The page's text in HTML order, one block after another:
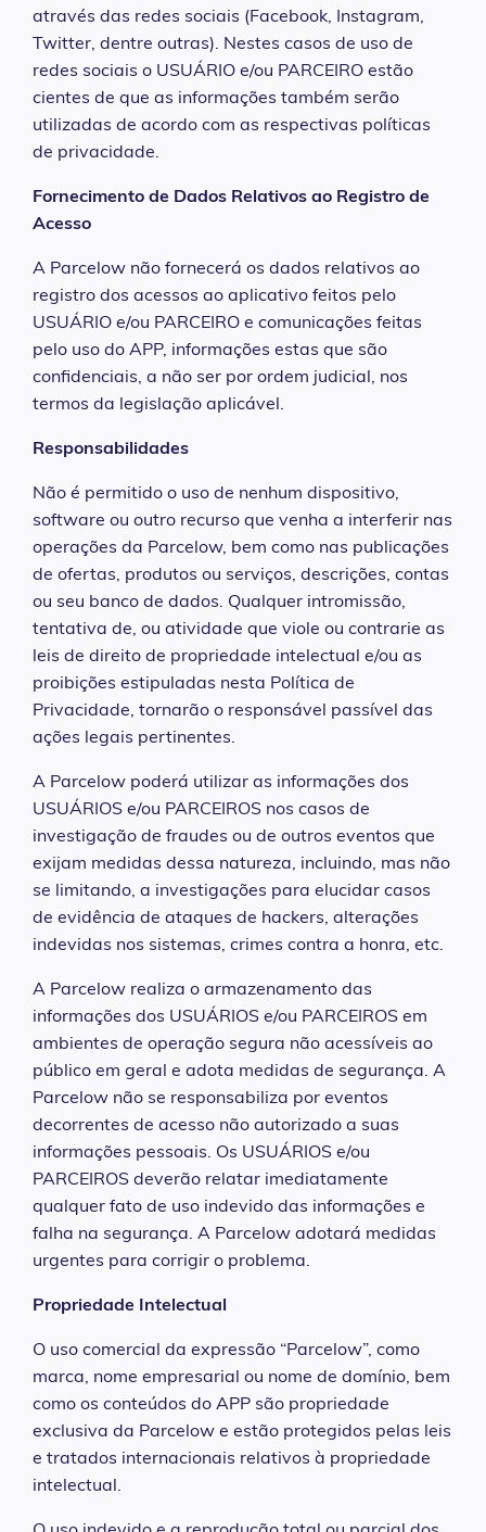
através das redes sociais (Facebook, Instagram,
Twitter, dentre outras). Nestes casos de uso de
redes sociais o USUÁRIO e/ou PARCEIRO estão
cientes de que as informações também serão
utilizadas de acordo com as respectivas políticas
de privacidade.
Fornecimento de Dados Relativos ao Registro de
Acesso
A Parcelow não fornecerá os dados relativos ao
registro dos acessos ao aplicativo feitos pelo
USUÁRIO e/ou PARCEIRO e comunicações feitas
pelo uso do APP, informações estas que são
confidenciais, a não ser por ordem judicial, nos
termos da legislação aplicável.
Responsabilidades
Não é permitido o uso de nenhum dispositivo,
software ou outro recurso que venha a interferir nas
operações da Parcelow, bem como nas publicações
de ofertas, produtos ou serviços, descrições, contas
ou seu banco de dados. Qualquer intromissão,
tentativa de, ou atividade que viole ou contrarie as
leis de direito de propriedade intelectual e/ou as
proibições estipuladas nesta Política de
Privacidade, tornarão o responsável passível das
ações legais pertinentes.
A Parcelow poderá utilizar as informações dos
USUÁRIOS e/ou PARCEIROS nos casos de
investigação de fraudes ou de outros eventos que
exijam medidas dessa natureza, incluindo, mas não
se limitando, a investigações para elucidar casos
de evidência de ataques de hackers, alterações
indevidas nos sistemas, crimes contra a honra, etc.
A Parcelow realiza o armazenamento das
informações dos USUÁRIOS e/ou PARCEIROS em
ambientes de operação segura não acessíveis ao
público em geral e adota medidas de segurança. A
Parcelow não se responsabiliza por eventos
decorrentes de acesso não autorizado a suas
informações pessoais. Os USUÁRIOS e/ou
PARCEIROS deverão relatar imediatamente
qualquer fato de uso indevido das informações e
falha na segurança. A Parcelow adotará medidas
urgentes para corrigir o problema.
Propriedade Intelectual
O uso comercial da expressão “Parcelow”, como
marca, nome empresarial ou nome de domínio, bem
como os conteúdos do APP são propriedade
exclusiva da Parcelow e estão protegidos pelas leis
e tratados internacionais relativos à propriedade
intelectual.